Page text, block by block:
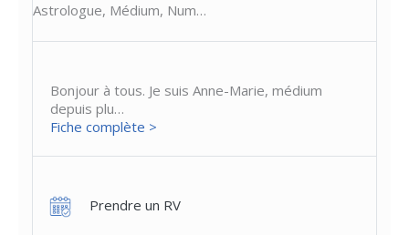
Astrologue, Médium, Num…
Bonjour à tous. Je suis Anne-Marie, médium
depuis plu…
Fiche complète >
Prendre un RV